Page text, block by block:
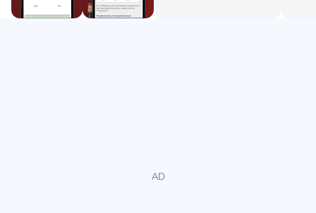
11. 조동사는 can, must, should.